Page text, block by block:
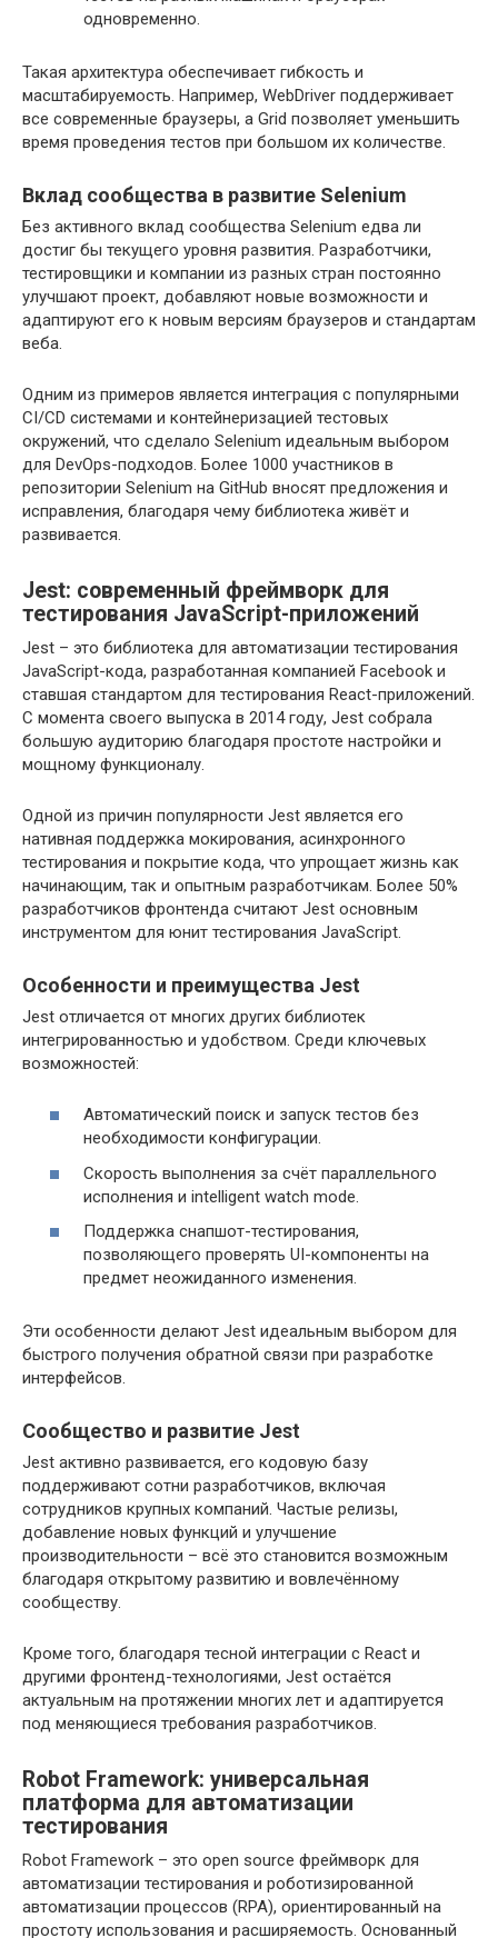
одновременно.
Такая архитектура обеспечивает гибкость и
масштабируемость. Например, WebDriver поддерживает
все современные браузеры, а Grid позволяет уменьшить
время проведения тестов при большом их количестве.
Вклад сообщества в развитие Selenium
Без активного вклад сообщества Selenium едва ли
достиг бы текущего уровня развития. Разработчики,
тестировщики и компании из разных стран постоянно
улучшают проект, добавляют новые возможности и
адаптируют его к новым версиям браузеров и стандартам
веба.
Одним из примеров является интеграция с популярными
CI/CD системами и контейнеризацией тестовых
окружений, что сделало Selenium идеальным выбором
для DevOps-подходов. Более 1000 участников в
репозитории Selenium на GitHub вносят предложения и
исправления, благодаря чему библиотека живёт и
развивается.
Jest: современный фреймворк для
тестирования JavaScript-приложений
Jest – это библиотека для автоматизации тестирования
JavaScript-кода, разработанная компанией Facebook и
ставшая стандартом для тестирования React-приложений.
С момента своего выпуска в 2014 году, Jest собрала
большую аудиторию благодаря простоте настройки и
мощному функционалу.
Одной из причин популярности Jest является его
нативная поддержка мокирования, асинхронного
тестирования и покрытие кода, что упрощает жизнь как
начинающим, так и опытным разработчикам. Более 50%
разработчиков фронтенда считают Jest основным
инструментом для юнит тестирования JavaScript.
Особенности и преимущества Jest
Jest отличается от многих других библиотек
интегрированностью и удобством. Среди ключевых
возможностей:
Автоматический поиск и запуск тестов без
необходимости конфигурации.
Скорость выполнения за счёт параллельного
исполнения и intelligent watch mode.
Поддержка снапшот-тестирования,
позволяющего проверять UI-компоненты на
предмет неожиданного изменения.
Эти особенности делают Jest идеальным выбором для
быстрого получения обратной связи при разработке
интерфейсов.
Сообщество и развитие Jest
Jest активно развивается, его кодовую базу
поддерживают сотни разработчиков, включая
сотрудников крупных компаний. Частые релизы,
добавление новых функций и улучшение
производительности – всё это становится возможным
благодаря открытому развитию и вовлечённому
сообществу.
Кроме того, благодаря тесной интеграции с React и
другими фронтенд-технологиями, Jest остаётся
актуальным на протяжении многих лет и адаптируется
под меняющиеся требования разработчиков.
Robot Framework: универсальная
платформа для автоматизации
тестирования
Robot Framework – это open source фреймворк для
автоматизации тестирования и роботизированной
автоматизации процессов (RPA), ориентированный на
простоту использования и расширяемость. Основанный